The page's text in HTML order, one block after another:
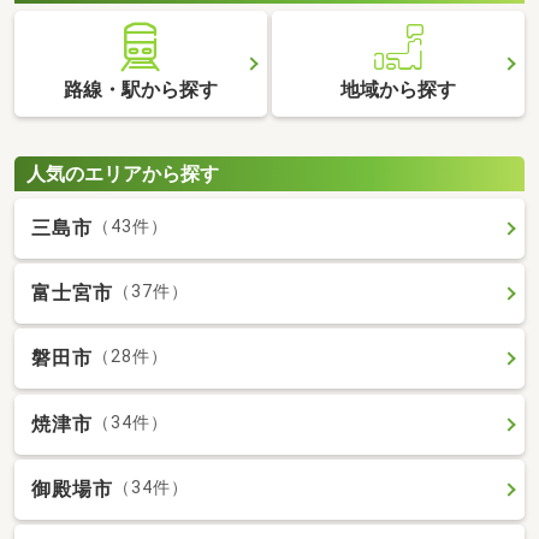
路線・駅から探す 地域から探す
人気のエリアから探す
三島市 （43件）
富士宮市 （37件）
磐田市 （28件）
焼津市 （34件）
御殿場市 （34件）